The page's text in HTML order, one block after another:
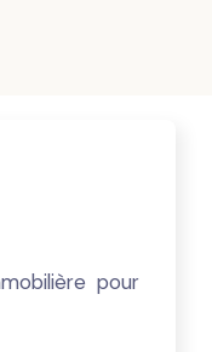
pour